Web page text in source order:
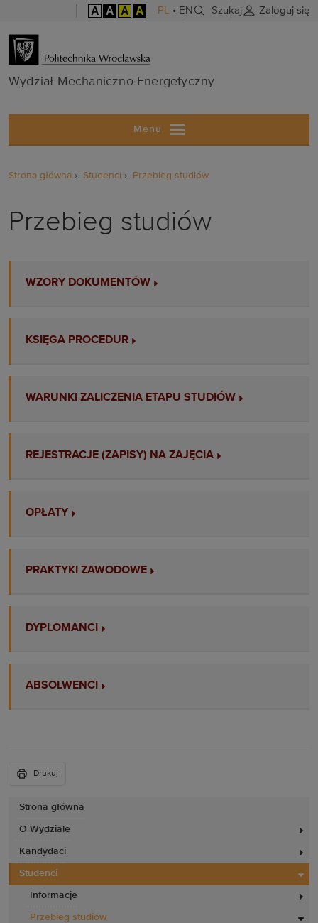
A A A A PL • EN Szukaj Zaloguj się
Wydział
Wydział Mechaniczno-Energetyczny
Menu
Strona główna
O Wydziale
Kandydaci
Studenci
Informacje
Przebieg studiów
Strona główna Studenci Przebieg studiów
Przebieg studiów
WZORY DOKUMENTÓW
KSIĘGA PROCEDUR
WARUNKI ZALICZENIA ETAPU STUDIÓW
REJESTRACJE (ZAPISY) NA ZAJĘCIA
OPŁATY
PRAKTYKI ZAWODOWE
DYPLOMANCI
ABSOLWENCI
Drukuj